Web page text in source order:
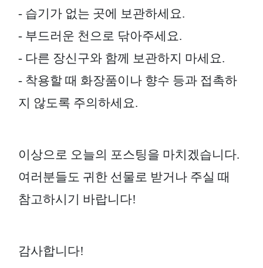
- 습기가 없는 곳에 보관하세요.
- 부드러운 천으로 닦아주세요.
- 다른 장신구와 함께 보관하지 마세요.
- 착용할 때 화장품이나 향수 등과 접촉하
지 않도록 주의하세요.
이상으로 오늘의 포스팅을 마치겠습니다.
여러분들도 귀한 선물로 받거나 주실 때
참고하시기 바랍니다!
감사합니다!